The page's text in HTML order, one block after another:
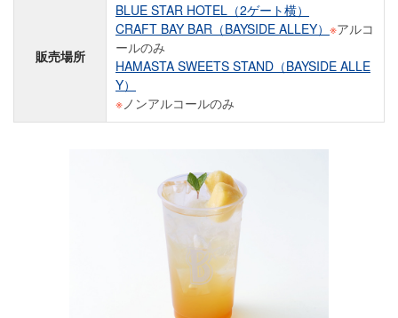
販売場所
BLUE STAR HOTEL（2ゲート横）
CRAFT BAY BAR（BAYSIDE ALLEY） ※アルコ
ールのみ
HAMASTA SWEETS STAND（BAYSIDE ALLE
Y）
※ノンアルコールのみ